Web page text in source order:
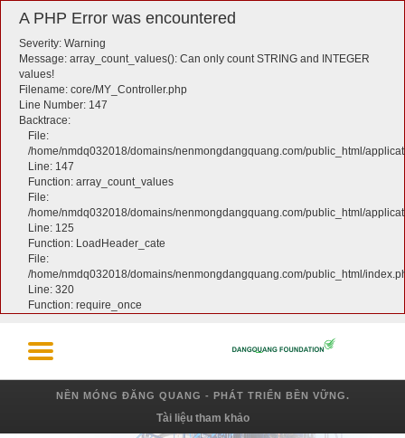
A PHP Error was encountered
Severity: Warning
Message: array_count_values(): Can only count STRING and INTEGER
values!
Filename: core/MY_Controller.php
Line Number: 147
Backtrace:
File:
/home/nmdq032018/domains/nenmongdangquang.com/public_html/
Line: 147
Function: array_count_values
File:
/home/nmdq032018/domains/nenmongdangquang.com/public_html/
Line: 125
Function: LoadHeader_cate
File:
/home/nmdq032018/domains/nenmongdangquang.com/public_html/
Line: 320
Function: require_once
NỀN MÓNG ĐĂNG QUANG - PHÁT TRIỂN BỀN VỮNG.
Tài liệu tham khảo